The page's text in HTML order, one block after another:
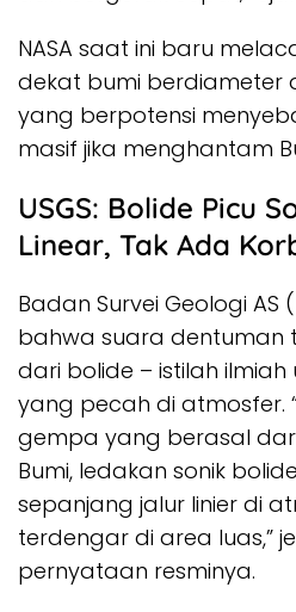
NASA saat ini baru
dekat bumi berdiameter
yang berpotensi
masif jika menghantam
USGS: Bolide Picu
Linear, Tak Ada
Badan Survei Geologi AS
bahwa suara dentuman
dari bolide – istilah
yang pecah di atmosfer.
gempa yang berasal
Bumi, ledakan sonik
sepanjang jalur linier di
terdengar di area luas,”
pernyataan resminya.